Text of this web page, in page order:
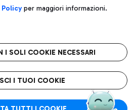
pensieri con il servizio di taxi a
una pausa gustosa in aeroporto
Note legali
Roma FCO
stellato
per maggiori informazioni.
I SOLI COOKIE NECESSARI
I TUOI COOKIE